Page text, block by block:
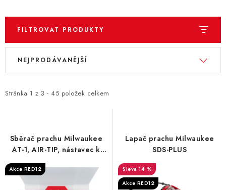
FILTROVAT PRODUKTY
V
i
o
d
u
Stránka 1 z 3 - 45 položek celkem
Ř
e
p
o
d
NEJPRODÁVANĚJŠÍ
Sběrač prachu Milwaukee
AT-1, AIR-TIP, nástavec k
vysávání
Akce RED12
Lapač prachu Milwaukee
SDS-PLUS
14 %
Akce RED12